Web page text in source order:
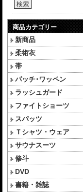
検索
商品カテゴリー
新商品
柔術衣
帯
パッチ･ワッペン
ラッシュガード
ファイトショーツ
スパッツ
Ｔシャツ・ウェア
サウナスーツ
修斗
DVD
書籍・雑誌